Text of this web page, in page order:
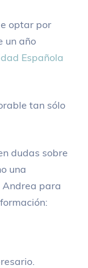
optar por
un año
Española
tan sólo
dudas sobre
una
Andrea para